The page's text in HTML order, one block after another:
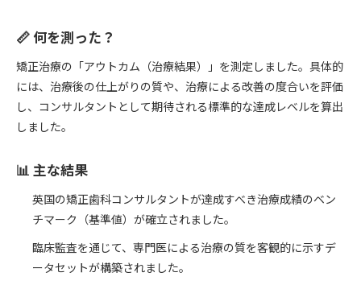
📏 何を測った？
矯正治療の「アウトカム（治療結果）」を測定しました。具体的
には、治療後の仕上がりの質や、治療による改善の度合いを評価
し、コンサルタントとして期待される標準的な達成レベルを算出
しました。
📊 主な結果
英国の矯正歯科コンサルタントが達成すべき治療成績のベン
チマーク（基準値）が確立されました。
臨床監査を通じて、専門医による治療の質を客観的に示すデ
ータセットが構築されました。